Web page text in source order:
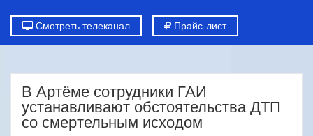
Смотреть телеканал Прайс-лист
В Артёме сотрудники ГАИ
устанавливают обстоятельства ДТП
со смертельным исходом